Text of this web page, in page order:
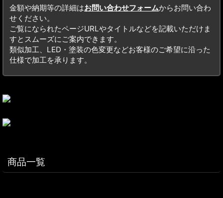
金額や納期等の詳細はお問い合わせフォームからお問い合わ
せください。
ご覧になられたページURLやタイトルなどを記載いただけま
すとスムーズにご案内できます。
類似加工、LED・塗装の色変更などお客様のご希望に沿った
仕様で加工を承ります。
商品一覧